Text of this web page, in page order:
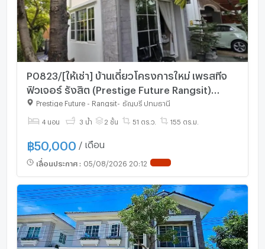
P0823/[ให้เช่า] บ้านเดี่ยวโครงการใหม่ เพรสทีจ
ฟิวเจอร์ รังสิต (Prestige Future Rangsit)
฿50,000
Prestige Future - Rangsit- ธัญบุรี ปทุมธานี
4 นอน 3 น้ำ 2 ชั้น 51 ตร.ว. 155 ตร.ม.
฿50,000 / เดือน
เลื่อนประกาศ : 05/08/2026 20:12